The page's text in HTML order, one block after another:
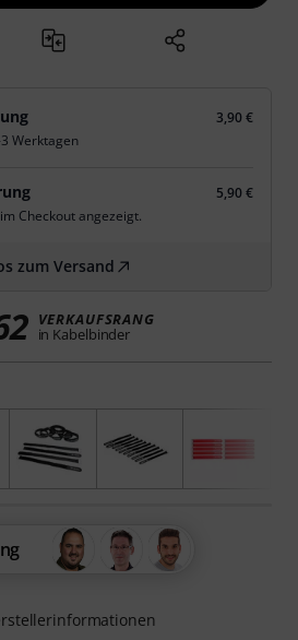
3,90 €
Werktagen
5,90 €
Checkout angezeigt.
zum Versand
VERKAUFSRANG
in Kabelbinder